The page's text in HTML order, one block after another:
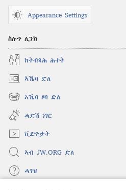
Appearance Settings
ስሉጥ ሊንክ
ክትብጻሕ ሕተት
ኣኼባ ድለ
(opens
new
window)
ኣኼባ ዞባ ድለ
(opens
new
window)
ሓድሽ ነገር
ቪድዮታት
ኣብ JW.ORG ድለ
ሓገዝ